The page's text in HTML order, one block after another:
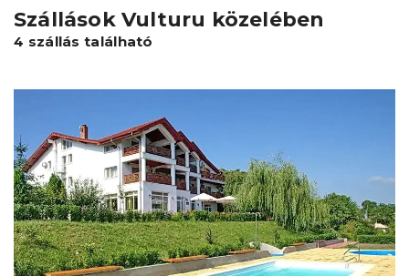
Szállások Vulturu közelében
4 szállás található